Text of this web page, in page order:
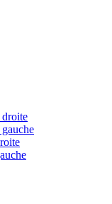
droite